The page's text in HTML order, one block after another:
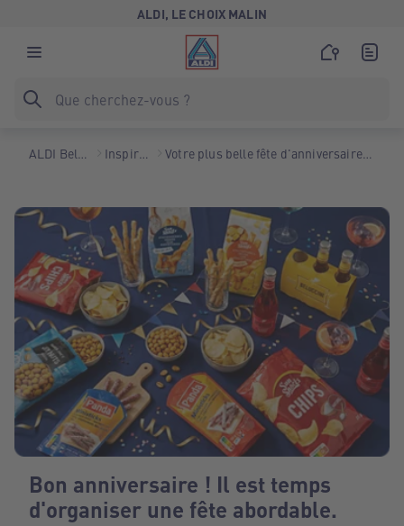
ALDI, LE CHOIX MALIN
ALDI Belgique Inspiration Votre plus belle fête d'anniversaire avec ALDI
Bon anniversaire ! Il est temps
d'organiser une fête abordable.